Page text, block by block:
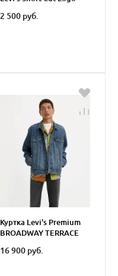
2 500 руб.
Куртка Levi's Premium
BROADWAY TERRACE
16 900 руб.